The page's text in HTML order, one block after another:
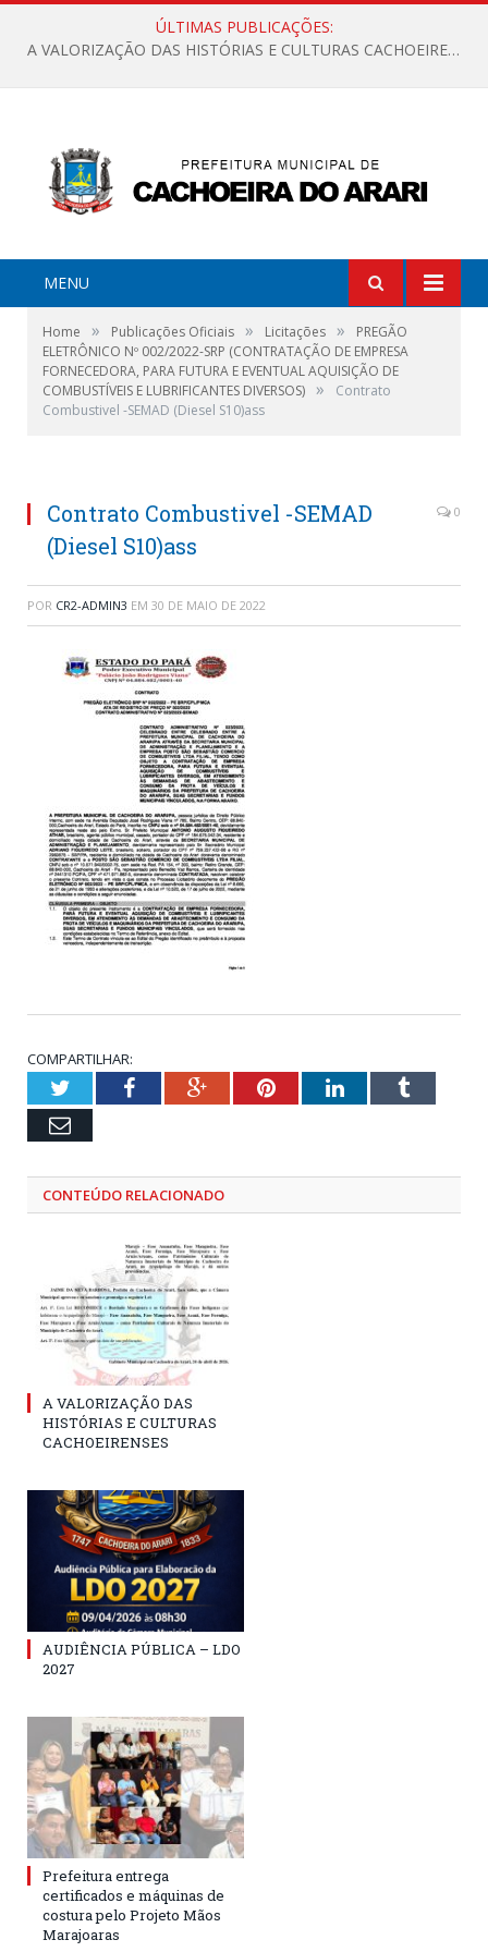
ÚLTIMAS PUBLICAÇÕES:
A VALORIZAÇÃO DAS HISTÓRIAS E CULTURAS CACHOEIRENSES
MENU
Home » Publicações Oficiais » Licitações »
PREGÃO
ELETRÔNICO Nº 002/2022-SRP (CONTRATAÇÃO DE EMPRESA
FORNECEDORA, PARA FUTURA E EVENTUAL AQUISIÇÃO DE
COMBUSTÍVEIS E LUBRIFICANTES DIVERSOS) »
Contrato
Combustivel -SEMAD (Diesel S10)ass
Contrato Combustivel -SEMAD
(Diesel S10)ass
0
POR CR2-ADMIN3 EM 30 DE MAIO DE 2022
COMPARTILHAR:
TwitterFacebookGoogle+PinterestLinkedInTumblr
Email
CONTEÚDO RELACIONADO
A VALORIZAÇÃO DAS
HISTÓRIAS E CULTURAS
CACHOEIRENSES
AUDIÊNCIA PÚBLICA – LDO
2027
Prefeitura entrega
certificados e máquinas de
costura pelo Projeto Mãos
Marajoaras